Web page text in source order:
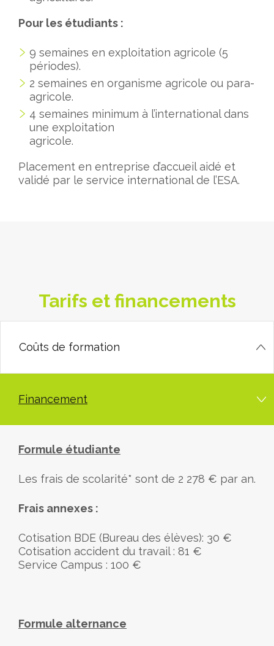
Pour les étudiants :
9 semaines en exploitation agricole (5
périodes).
2 semaines en organisme agricole ou para-
agricole.
4 semaines minimum à l’international dans
une exploitation
agricole.
Placement en entreprise d’accueil aidé et
validé par le service international de l’ESA.
Tarifs et financements
Coûts de formation
Financement
Formule étudiante
Les frais de scolarité* sont de 2 278 € par an.
Frais annexes :
Cotisation BDE (Bureau des élèves): 30 €
Cotisation accident du travail : 81 €
Service Campus : 100 €
Formule alternance